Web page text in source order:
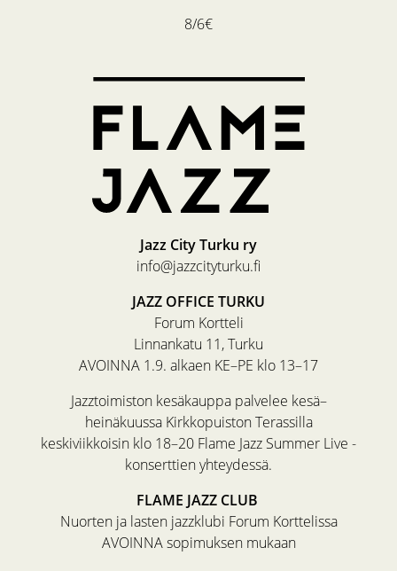
8/6€
Jazz City Turku ry
info@jazzcityturku.fi
JAZZ OFFICE TURKU
Forum Kortteli
Linnankatu 11, Turku
AVOINNA 1.9. alkaen KE–PE klo 13–17
Jazztoimiston kesäkauppa palvelee kesä–
heinäkuussa Kirkkopuiston Terassilla
keskiviikkoisin klo 18–20 Flame Jazz Summer Live -
konserttien yhteydessä.
FLAME JAZZ CLUB
Nuorten ja lasten jazzklubi Forum Korttelissa
AVOINNA sopimuksen mukaan